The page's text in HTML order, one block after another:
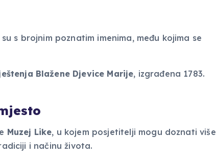
s brojnim poznatim imenima, među kojima se
Blažene Djevice Marije, izgrađena 1783.
Muzej Like, u kojem posjetitelji mogu doznati više
i načinu života.